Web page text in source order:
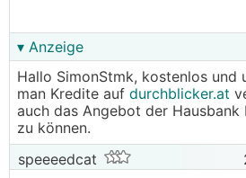
variablen
würden es richten...
von 20% oder so wäre
die letzten Jahre Immobilien in
um 30%-40% überbewertet.
was man in Salzburg Stadt für
Eigentumswohnung in guter
Da steckt noch so viel
Jahrzehnts der niedrig Zinsen
▾ Anzeige
Hallo SimonStmk, kostenlos und
man Kredite auf durchblicker.at
auch das Angebot der Hausbank
zu können.
speeeedcat